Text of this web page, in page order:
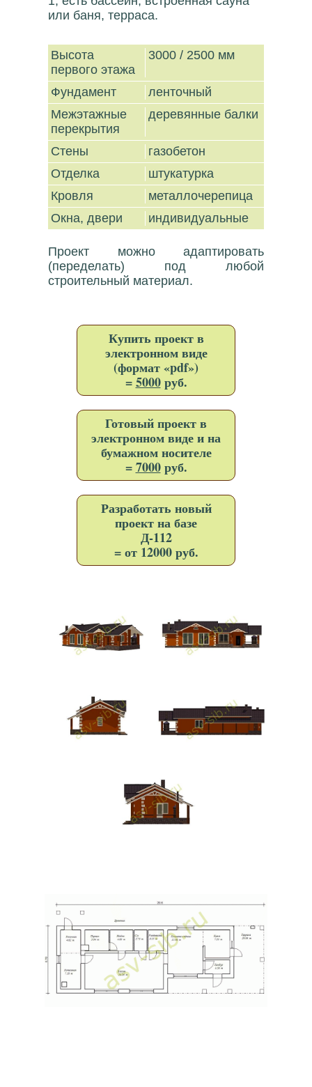
или баня, терраса.
Высота
первого этажа
3000 / 2500 мм
Фундамент
ленточный
Межэтажные
перекрытия
деревянные балки
Стены
газобетон
Отделка
штукатурка
Кровля
металлочерепица
Окна, двери
индивидуальные
Проект можно адаптировать
(переделать) под любой
строительный материал.
Купить проект в
электронном виде
(формат «pdf»)
=5000руб.
Готовый проект в
электронном виде и на
бумажном носителе
=7000руб.
Разработать новый
проект на базе
Д-112
= от 12000 руб.